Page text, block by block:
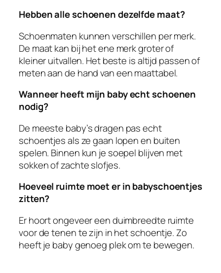
Hebben alle schoenen dezelfde maat?
Schoenmaten kunnen verschillen per merk.
De maat kan bij het ene merk groter of
kleiner uitvallen. Het beste is altijd passen of
meten aan de hand van een maattabel.
Wanneer heeft mijn baby echt schoenen
nodig?
De meeste baby’s dragen pas echt
schoentjes als ze gaan lopen en buiten
spelen. Binnen kun je soepel blijven met
sokken of zachte slofjes.
Hoeveel ruimte moet er in babyschoentjes
zitten?
Er hoort ongeveer een duimbreedte ruimte
voor de tenen te zijn in het schoentje. Zo
heeft je baby genoeg plek om te bewegen.